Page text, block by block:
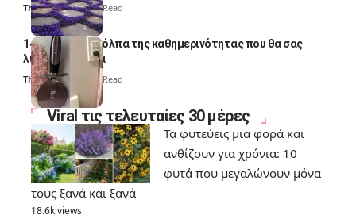
Thali Ombre7 Min Read
14 πανέξυπνα κόλπα της καθημερινότητας που θα σας
λύσουν τα χέρια
Thali Ombre 6 Min Read
Viral τις τελευταίες 30 μέρες
Τα φυτεύεις μια φορά και
ανθίζουν για χρόνια: 10
φυτά που μεγαλώνουν μόνα
τους ξανά και ξανά
18.6k views